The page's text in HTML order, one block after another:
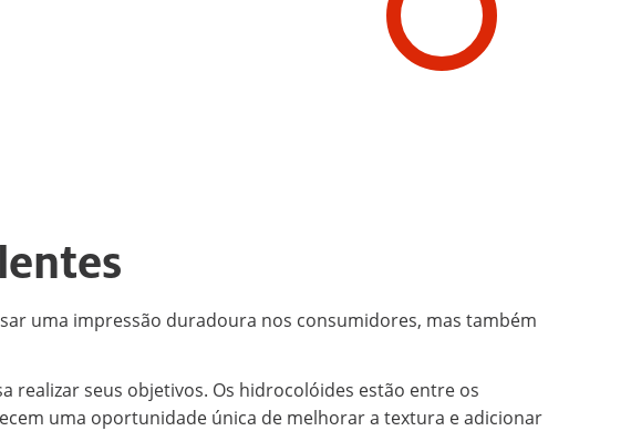
uma impressão duradoura nos consumidores, mas também
realizar seus objetivos. Os hidrocolóides estão entre os
uma oportunidade única de melhorar a textura e adicionar